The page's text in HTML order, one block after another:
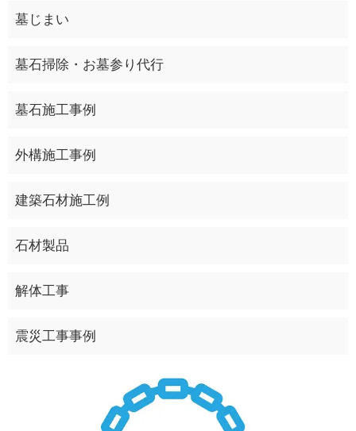
墓じまい
墓石掃除・お墓参り代行
墓石施工事例
外構施工事例
建築石材施工例
石材製品
解体工事
震災工事事例